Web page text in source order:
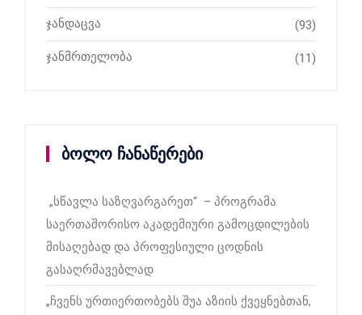
ჯანდაცვა (93)
ჯანმრთელობა (11)
ბოლო ჩანაწერები
„სწავლა საზღვარგარეთ“ – პროგრამა
საერთაშორისო აკადემიური გამოცდილების
მისაღებად და პროფესიული ცოდნის
გასაღრმავებლად
„ჩვენს ურთიერთობებს შუა აზიის ქვეყნებთან,